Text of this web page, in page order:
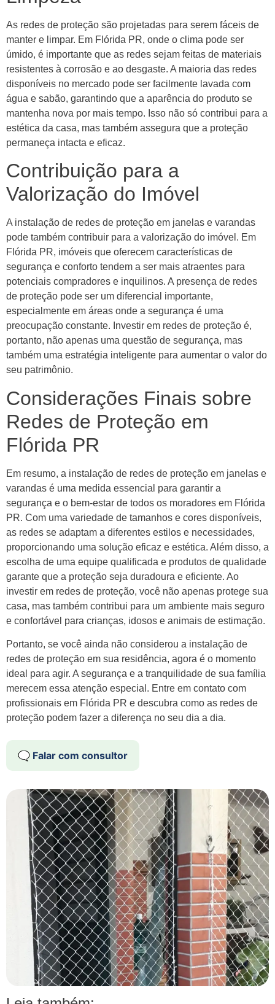
As redes de proteção são projetadas para serem fáceis de
manter e limpar. Em Flórida PR, onde o clima pode ser
úmido, é importante que as redes sejam feitas de materiais
resistentes à corrosão e ao desgaste. A maioria das redes
disponíveis no mercado pode ser facilmente lavada com
água e sabão, garantindo que a aparência do produto se
mantenha nova por mais tempo. Isso não só contribui para a
estética da casa, mas também assegura que a proteção
permaneça intacta e eficaz.
Contribuição para a
Valorização do Imóvel
A instalação de redes de proteção em janelas e varandas
pode também contribuir para a valorização do imóvel. Em
Flórida PR, imóveis que oferecem características de
segurança e conforto tendem a ser mais atraentes para
potenciais compradores e inquilinos. A presença de redes
de proteção pode ser um diferencial importante,
especialmente em áreas onde a segurança é uma
preocupação constante. Investir em redes de proteção é,
portanto, não apenas uma questão de segurança, mas
também uma estratégia inteligente para aumentar o valor do
seu patrimônio.
Considerações Finais sobre
Redes de Proteção em
Flórida PR
Em resumo, a instalação de redes de proteção em janelas e
varandas é uma medida essencial para garantir a
segurança e o bem-estar de todos os moradores em Flórida
PR. Com uma variedade de tamanhos e cores disponíveis,
as redes se adaptam a diferentes estilos e necessidades,
proporcionando uma solução eficaz e estética. Além disso, a
escolha de uma equipe qualificada e produtos de qualidade
garante que a proteção seja duradoura e eficiente. Ao
investir em redes de proteção, você não apenas protege sua
casa, mas também contribui para um ambiente mais seguro
e confortável para crianças, idosos e animais de estimação.
Portanto, se você ainda não considerou a instalação de
redes de proteção em sua residência, agora é o momento
ideal para agir. A segurança e a tranquilidade de sua família
merecem essa atenção especial. Entre em contato com
profissionais em Flórida PR e descubra como as redes de
proteção podem fazer a diferença no seu dia a dia.
🗨️ Falar com consultor